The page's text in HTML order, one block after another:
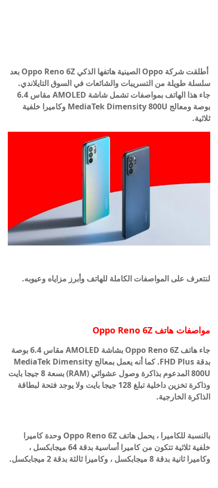
أطلقت شركة Oppo الصينية هاتفها الذكي Oppo Reno 6Z بعد
سلسلة طويلة من التسريبات والشائعات في السوق التايلاندي.
جاء هذا الهاتف بمواصفات تشمل شاشة AMOLED مقاس 6.4
بوصة ومعالج MediaTek Dimensity 800U وكاميرا خلفية
ثلاثية.
لنتعرف على المواصفات الكاملة للهاتف وأبرز مزاياه وعيوبه.
مواصفات هاتف Oppo Reno 6Z
جاء هاتف Oppo Reno 6Z بشاشة AMOLED مقاس 6.4 بوصة
بدقة FHD Plus. كما أنه يعمل بمعالج MediaTek Dimensity
800U المدعوم بذاكرة وصول عشوائي (RAM) بسعة 8 جيجا بايت
وذاكرة تخزين داخلية تبلغ 128 جيجا بايت ولا يوجد فتحة لبطاقة
الذاكرة الخارجية.
بالنسبة للكاميرا ، يحمل هاتف Oppo Reno 6Z وحدة كاميرا
خلفية ثلاثية تتكون من كاميرا أساسية بدقة 64 ميجابكسل ،
وكاميرا ثانية بدقة 8 ميجابكسل ، وكاميرا ثالثة بدقة 2 ميجابكسل.